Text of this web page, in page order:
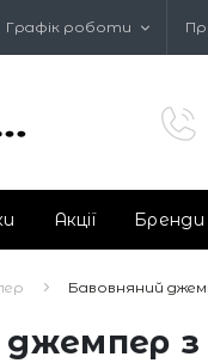
Графік роботи
Акції Бренди
Бавовняний